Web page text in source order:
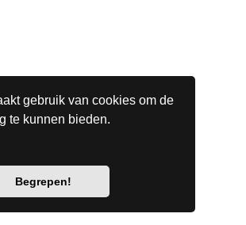
gebruik van cookies om de
te kunnen bieden.
Begrepen!